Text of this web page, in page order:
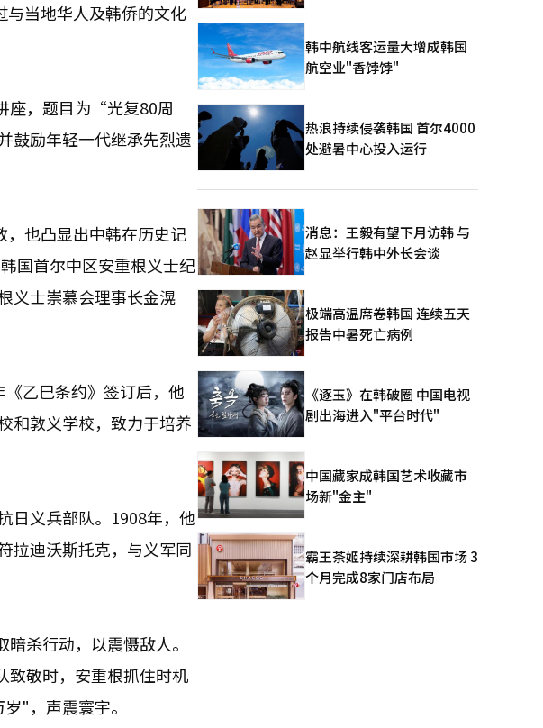
当地华人及韩侨的文化
座，题目为“光复80周
鼓励年轻一代继承先烈遗
，也凸显出中韩在历史记
国首尔中区安重根义士纪
义士崇慕会理事长金滉
乙巳条约》签订后，他
和敦义学校，致力于培养
日义兵部队。1908年，他
拉迪沃斯托克，与义军同
杀行动，以震慑敌人。
致敬时，安重根抓住时机
"，声震寰宇。
韩中航线客运量大增成韩国
航空业"香饽饽"
热浪持续侵袭韩国 首尔4000
处避暑中心投入运行
消息：王毅有望下月访韩 与
赵显举行韩中外长会谈
极端高温席卷韩国 连续五天
报告中暑死亡病例
《逐玉》在韩破圈 中国电视
剧出海进入"平台时代"
中国藏家成韩国艺术收藏市
场新"金主"
霸王茶姬持续深耕韩国市场 3
个月完成8家门店布局